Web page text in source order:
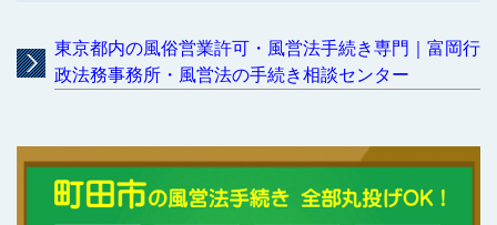
東京都内の風俗営業許可・風営法手続き専門｜富岡行
政法務事務所・風営法の手続き相談センター